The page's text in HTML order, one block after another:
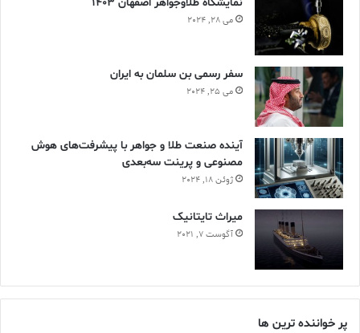
می 28, 2024
سفر رسمی بن سلمان به ایران
می 25, 2024
آینده صنعت طلا و جواهر با پیشرفت‌های هوش
مصنوعی و پرینت سه‌بعدی
ژوئن 18, 2024
ميراث تايتانيک
آگوست 7, 2021
پر خواننده ترین ها